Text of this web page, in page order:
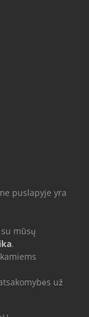
puslapyje yra
mūsų
.
už